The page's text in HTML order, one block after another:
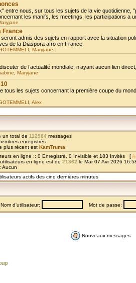
entre nous, sur tous les sujets de la vie
les manifs, les meetings, les participations a
France
admis des sujets en rapport avec la situation
de la Diaspora afro en France.
Maryjane
de l’actualité mondiale, n’ayant aucun lien
Maryjane
tous les sujets concernant la première coupe du
Alex
un total de 112984 messages
enregistrés
plus récent est KamTruma
en ligne :: 0 Enregistré, 0 Invisible et 183 Invités [
en ligne est de 21362 le Mar 07 Avr 2026
Aucun
actifs des cinq dernières minutes
Nom d'utilisateur: Mot de passe:
Nouveaux messages